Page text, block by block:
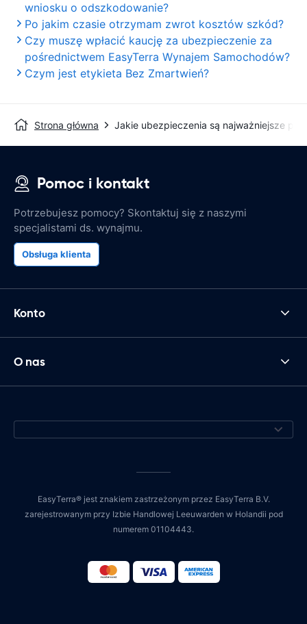
wniosku o odszkodowanie?
Po jakim czasie otrzymam zwrot kosztów szkód?
Czy muszę wpłacić kaucję za ubezpieczenie za
pośrednictwem EasyTerra Wynajem Samochodów?
Czym jest etykieta Bez Zmartwień?
Strona główna Jakie ubezpieczenia są najważniejsze
Pomoc i kontakt
Potrzebujesz pomocy? Skontaktuj się z naszymi
specjalistami ds. wynajmu.
Obsługa klienta
Konto
O nas
EasyTerra® jest znakiem zastrzeżonym przez EasyTerra B.V.
zarejestrowanym przy Izbie Handlowej Leeuwarden w Holandii pod
numerem 01104443.